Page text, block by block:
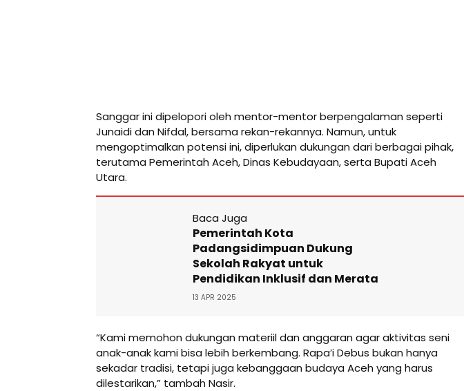
Sanggar ini dipelopori oleh mentor-mentor berpengalaman seperti
Junaidi dan Nifdal, bersama rekan-rekannya. Namun, untuk
mengoptimalkan potensi ini, diperlukan dukungan dari berbagai pihak,
terutama Pemerintah Aceh, Dinas Kebudayaan, serta Bupati Aceh
Utara.
Baca Juga
Pemerintah Kota
Padangsidimpuan Dukung
Sekolah Rakyat untuk
Pendidikan Inklusif dan Merata
13 APR 2025
“Kami memohon dukungan materiil dan anggaran agar aktivitas seni
anak-anak kami bisa lebih berkembang. Rapa’i Debus bukan hanya
sekadar tradisi, tetapi juga kebanggaan budaya Aceh yang harus
dilestarikan,” tambah Nasir.